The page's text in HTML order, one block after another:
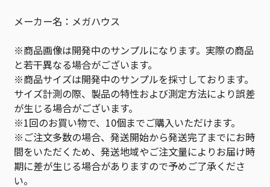
メーカー名：メガハウス
※商品画像は開発中のサンプルになります。実際の商品
と若干異なる場合がございます。
※商品サイズは開発中のサンプルを採寸しております。
サイズ計測の際、製品の特性および測定方法により誤差
が生じる場合がございます。
※1回のお買い物で、10個までご購入いただけます。
※ご注文多数の場合、発送開始から発送完了までにお時
間をいただくため、発送地域やご注文量によりお届け時
期に差が生じる場合がありますので予めご了承くださ
い。